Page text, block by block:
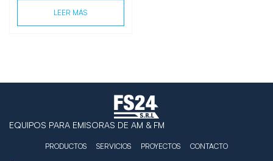
LEER MÁS
EQUIPOS PARA EMISORAS DE AM & FM
PRODUCTOS SERVICIOS PROYECTOS CONTACTO